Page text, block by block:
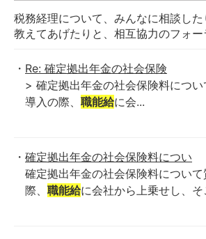
税務経理について、みんなに相談し
教えてあげたりと、相互協力のフォー
Re: 確定拠出年金の社会保険
> 確定拠出年金の社会保険料につ
導入の際、 職能給に会...
確定拠出年金の社会保険料につい
確定拠出年金の社会保険料につい
際、 職能給に会社から上乗せし、